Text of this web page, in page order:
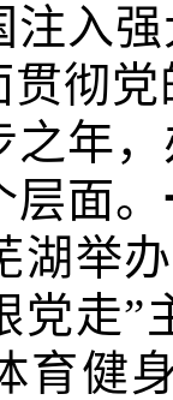
注入
贯彻
之年
面。
湖举
党走”
育健